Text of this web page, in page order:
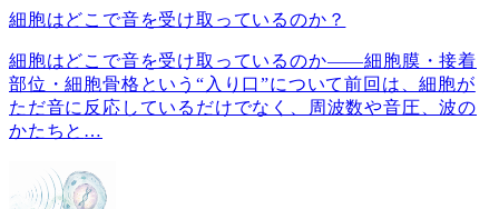
細胞はどこで音を受け取っているのか？
細胞はどこで音を受け取っているのか――細胞膜・接着
部位・細胞骨格という“入り口”について前回は、細胞が
ただ音に反応しているだけでなく、周波数や音圧、波の
かたちと …